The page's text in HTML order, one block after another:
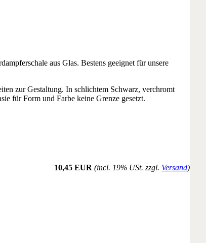
aus Glas. Bestens geeignet für unsere
zur Gestaltung. In schlichtem Schwarz, verchromt
für Form und Farbe keine Grenze gesetzt.
10,45 EUR (incl. 19% USt. zzgl. Versand)